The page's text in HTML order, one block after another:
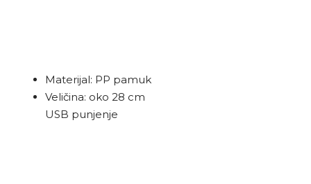
Materijal: PP pamuk
Veličina: oko 28 cm
USB punjenje